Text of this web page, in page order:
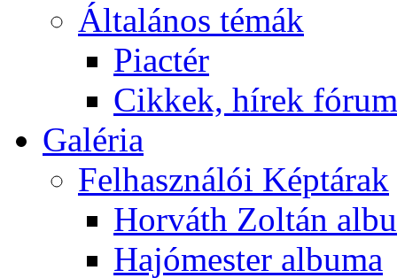
Általános témák
Piactér
Cikkek, hírek
Galéria
Felhasználói Képtárak
Horváth Zoltán
Hajómester albuma